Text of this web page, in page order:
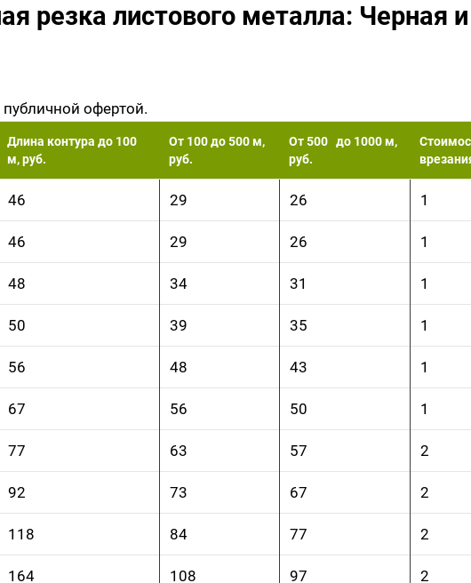
резка листового металла: Черная
публичной офертой.
Длина контура до 100
м, руб.
От 100 до 500 м,
руб.
От 500 до 1000 м,
руб.
46 29 26 1
46 29 26 1
48 34 31 1
50 39 35 1
56 48 43 1
67 56 50 1
77 63 57 2
92 73 67 2
118 84 77 2
164 108 97 2